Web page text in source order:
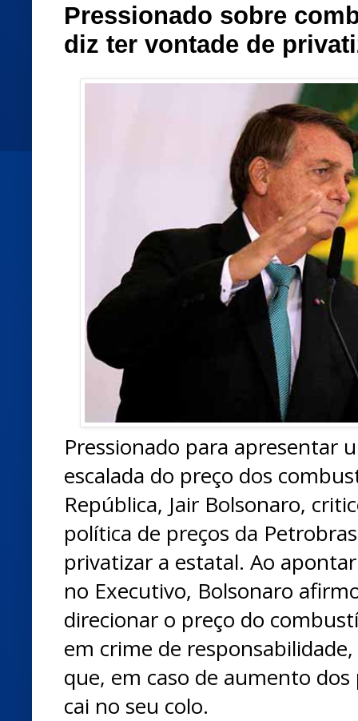
Pressionado sobre
diz ter vontade de
Pressionado para apresentar
escalada do preço dos
República, Jair Bolsonaro,
política de preços da
privatizar a estatal. Ao
no Executivo, Bolsonaro
direcionar o preço do
em crime de
que, em caso de aumento
cai no seu colo.